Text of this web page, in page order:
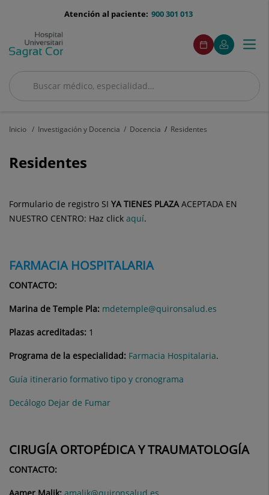
menu-
900 301 013
Atención al paciente:
Buscar
Buscar
menuAcceso
Pedir
cita
Este
enlace
se
en
Mi
Quirónsalud
Este
enlace
se
en
ventana
Menú
Inicio Investigación y Docencia Docencia Residentes
Residentes
Formulario de registro SI YA TIENES PLAZA ACEPTADA EN
NUESTRO CENTRO: Haz click aquí.
FARMACIAHOSPITALARIA
CONTACTO:
Marina de Temple Pla: mdetemple@quironsalud.es
Plazas acreditadas: 1
Programa de la especialidad: Farmacia Hospitalaria.
Guía itinerario formativo tipo y cronograma
Decálogo Dejar de Fumar
CIRUGÍA ORTOPÉDICA Y TRAUMATOLOGÍA
CONTACTO:
Aamer Malik: amalik@quironsalud.es